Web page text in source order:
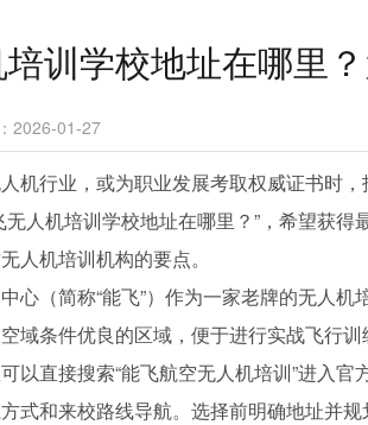
训学校地址在哪里
2026-01-27
机行业，或为职业发展考取权威证书时
人机培训学校地址在哪里？”，希望获
人机培训机构的要点。
心（简称“能飞”）作为一家老牌的无人
域条件优良的区域，便于进行实战飞行
以直接搜索“能飞航空无人机培训”进入官
式和来校路线导航。选择前明确地址并